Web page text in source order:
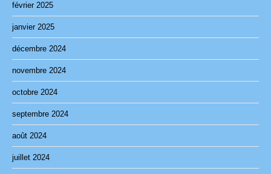
février 2025
janvier 2025
décembre 2024
novembre 2024
octobre 2024
septembre 2024
août 2024
juillet 2024